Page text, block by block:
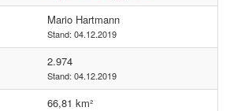
Mario Hartmann
Stand: 04.12.2019
2.974
Stand: 04.12.2019
66,81 km²